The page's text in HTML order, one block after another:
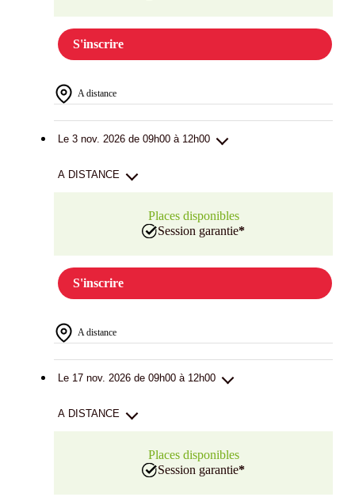
S'inscrire
A distance
Le 3 nov. 2026 de 09h00 à 12h00
A DISTANCE
Places disponibles
Session garantie*
S'inscrire
A distance
Le 17 nov. 2026 de 09h00 à 12h00
A DISTANCE
Places disponibles
Session garantie*